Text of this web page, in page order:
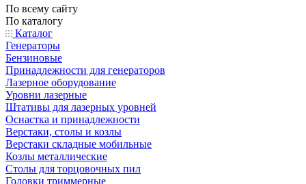
По всему сайту
По каталогу
Каталог
Генераторы
Бензиновые
Принадлежности для генераторов
Лазерное оборудование
Уровни лазерные
Штативы для лазерных уровней
Оснастка и принадлежности
Верстаки, столы и козлы
Верстаки складные мобильные
Козлы металлические
Столы для торцовочных пил
Головки триммерные